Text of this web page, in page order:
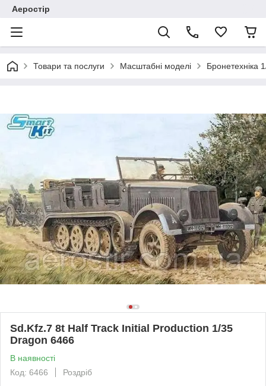
Аеростір
Товари та послуги Масштабні моделі Бронетехніка
Sd.Kfz.7 8t Half Track Initial Production 1/35
Dragon 6466
В наявності
Код: 6466
Роздріб